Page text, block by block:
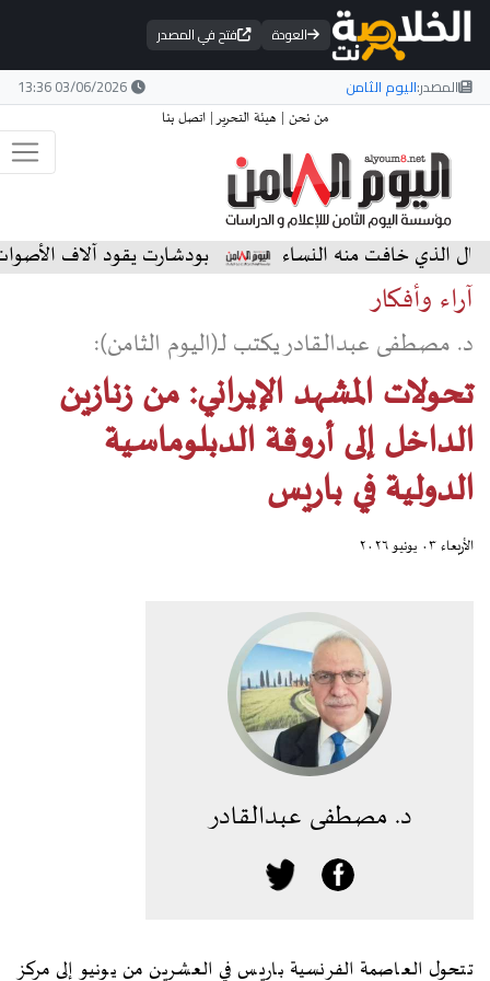
العودة فتح في المصدر
المصدر:اليوم الثامن 03/06/2026 13:36